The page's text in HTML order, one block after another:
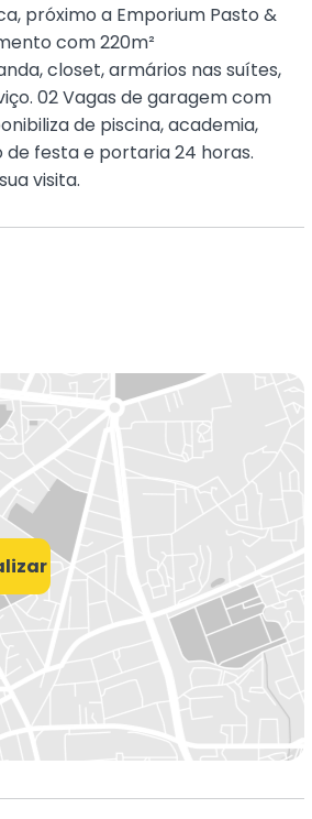
próximo a Emporium Pasto &
com 220m²
closet, armários nas suítes,
02 Vagas de garagem com
de piscina, academia,
festa e portaria 24 horas.
visita.